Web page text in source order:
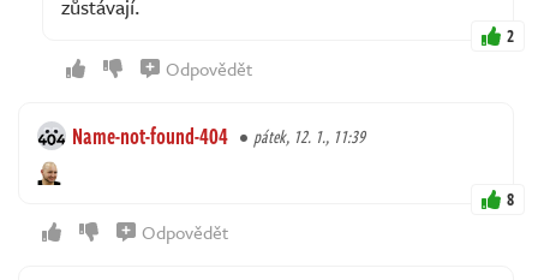
zůstávají.
2
Odpovědět
Name-not-found-404 pátek, 12. 1., 11:39
8
Odpovědět